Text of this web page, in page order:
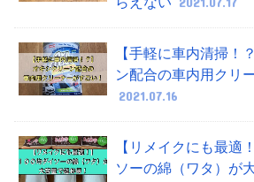
【手軽に車内清掃！
ン配合の車内用クリ
2021.07.16
【リメイクにも最適
ソーの綿（ワタ）が